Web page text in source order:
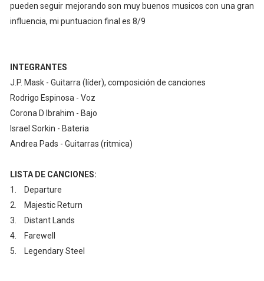
pueden seguir mejorando son muy buenos musicos con una gran
influencia, mi puntuacion final es 8/9
INTEGRANTES
J.P. Mask - Guitarra (líder), composición de canciones
Rodrigo Espinosa - Voz
Corona D Ibrahim - Bajo
Israel Sorkin - Bateria
Andrea Pads - Guitarras (ritmica)
LISTA DE CANCIONES:
1.
Departure
2.
Majestic Return
3.
Distant Lands
4.
Farewell
5.
Legendary Steel